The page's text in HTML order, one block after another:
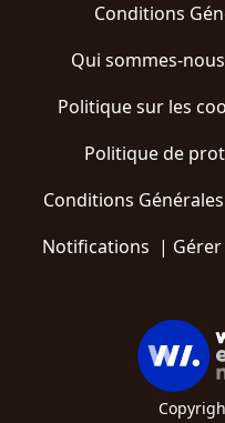
Conditions
Qui sommes-
Politique sur les
Politique de
Conditions
Notifications |